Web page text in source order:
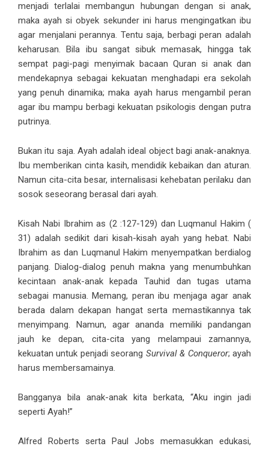
menjadi terlalai membangun hubungan dengan si anak,
maka ayah si obyek sekunder ini harus mengingatkan ibu
agar menjalani perannya. Tentu saja, berbagi peran adalah
keharusan. Bila ibu sangat sibuk memasak, hingga tak
sempat pagi-pagi menyimak bacaan Quran si anak dan
mendekapnya sebagai kekuatan menghadapi era sekolah
yang penuh dinamika; maka ayah harus mengambil peran
agar ibu mampu berbagi kekuatan psikologis dengan putra
putrinya.
Bukan itu saja. Ayah adalah ideal object bagi anak-anaknya.
Ibu memberikan cinta kasih, mendidik kebaikan dan aturan.
Namun cita-cita besar, internalisasi kehebatan perilaku dan
sosok seseorang berasal dari ayah.
Kisah Nabi Ibrahim as (2 :127-129) dan Luqmanul Hakim (
31) adalah sedikit dari kisah-kisah ayah yang hebat. Nabi
Ibrahim as dan Luqmanul Hakim menyempatkan berdialog
panjang. Dialog-dialog penuh makna yang menumbuhkan
kecintaan anak-anak kepada Tauhid dan tugas utama
sebagai manusia. Memang, peran ibu menjaga agar anak
berada dalam dekapan hangat serta memastikannya tak
menyimpang. Namun, agar ananda memiliki pandangan
jauh ke depan, cita-cita yang melampaui zamannya,
kekuatan untuk penjadi seorang Survival & Conqueror; ayah
harus membersamainya.
Bangganya bila anak-anak kita berkata, “Aku ingin jadi
seperti Ayah!”
Alfred Roberts serta Paul Jobs memasukkan edukasi,